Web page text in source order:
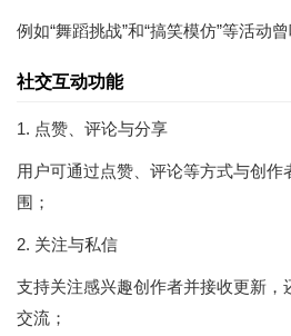
例如“舞蹈挑战”和“搞笑模仿”等活动
社交互动功能
1. 点赞、评论与分享
用户可通过点赞、评论等方式与创
围；
2. 关注与私信
支持关注感兴趣创作者并接收更新，
交流；